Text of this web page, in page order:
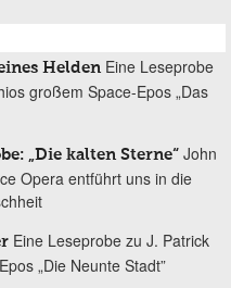
Helden Eine Leseprobe
großem Space-Epos „Das
„Die kalten Sterne“ John
Opera entführt uns in die
Eine Leseprobe zu J. Patrick
„Die Neunte Stadt”